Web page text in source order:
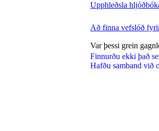
Finnurðu ekki það
Hafðu samband við
Upphleðsla
Að finna vefslóð
Var þessi grein